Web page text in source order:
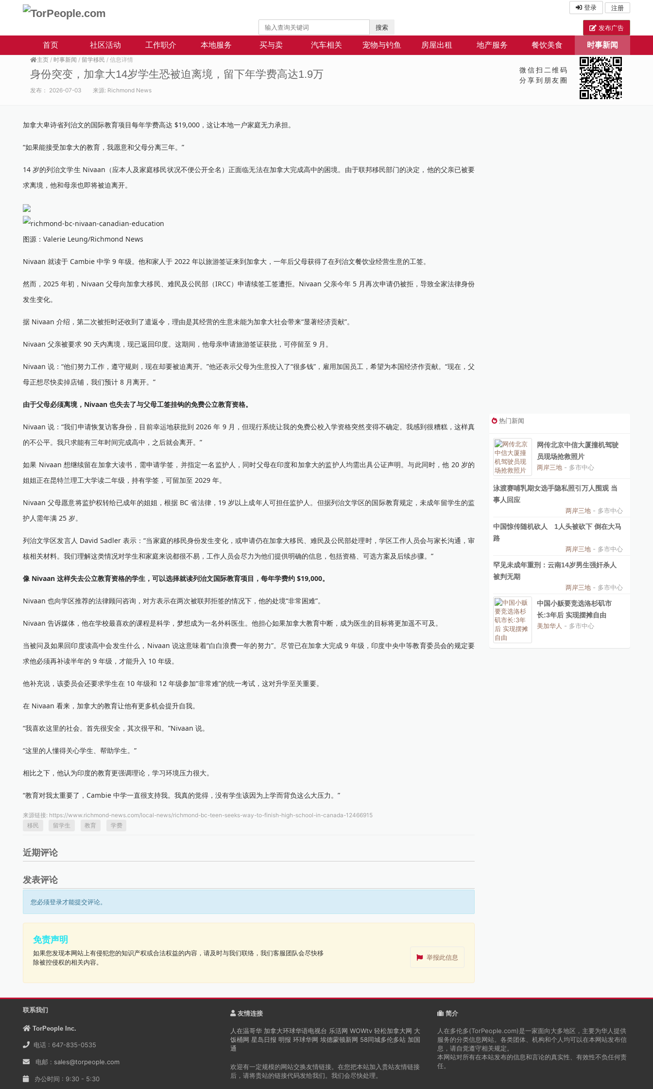
搜索
登录 注册
发布广告
首页 社区活动 工作职介 本地服务 买与卖 汽车相关 宠物与钓鱼 房屋出租 地产服务 餐饮美食 时事新闻
主页 / 时事新闻 / 留学移民 / 信息详情
身份突变，加拿大14岁学生恐被迫离境，留下年学费高达1.9万
发布： 2026-07-03 来源: Richmond News
微信扫二维码
分享到朋友圈
加拿大卑诗省列治文的国际教育项目每年学费高达 $19,000，这让本地一户家庭无力承担。
“如果能接受加拿大的教育，我愿意和父母分离三年。”
14 岁的列治文学生 Nivaan（应本人及家庭移民状况不便公开全名）正面临无法在加拿大完成高中的困境。由于联邦移民部门的决定，他的父亲已被要
求离境，他和母亲也即将被迫离开。
图源：Valerie Leung/Richmond News
Nivaan 就读于 Cambie 中学 9 年级。他和家人于 2022 年以旅游签证来到加拿大，一年后父母获得了在列治文餐饮业经营生意的工签。
然而，2025 年初，Nivaan 父母向加拿大移民、难民及公民部（IRCC）申请续签工签遭拒。Nivaan 父亲今年 5 月再次申请仍被拒，导致全家法律身份
发生变化。
据 Nivaan 介绍，第二次被拒时还收到了遣返令，理由是其经营的生意未能为加拿大社会带来“显著经济贡献”。
Nivaan 父亲被要求 90 天内离境，现已返回印度。这期间，他母亲申请旅游签证获批，可停留至 9 月。
Nivaan 说：“他们努力工作，遵守规则，现在却要被迫离开。”他还表示父母为生意投入了“很多钱”，雇用加国员工，希望为本国经济作贡献。“现在，父
母正想尽快卖掉店铺，我们预计 8 月离开。”
由于父母必须离境，Nivaan 也失去了与父母工签挂钩的免费公立教育资格。
Nivaan 说：“我们申请恢复访客身份，目前幸运地获批到 2026 年 9 月，但现行系统让我的免费公校入学资格突然变得不确定。我感到很糟糕，这样真
的不公平。我只求能有三年时间完成高中，之后就会离开。”
如果 Nivaan 想继续留在加拿大读书，需申请学签，并指定一名监护人，同时父母在印度和加拿大的监护人均需出具公证声明。与此同时，他 20 岁的
姐姐正在昆特兰理工大学读二年级，持有学签，可留加至 2029 年。
Nivaan 父母愿意将监护权转给已成年的姐姐，根据 BC 省法律，19 岁以上成年人可担任监护人。但据列治文学区的国际教育规定，未成年留学生的监
护人需年满 25 岁。
列治文学区发言人 David Sadler 表示：“当家庭的移民身份发生变化，或申请仍在加拿大移民、难民及公民部处理时，学区工作人员会与家长沟通，审
核相关材料。我们理解这类情况对学生和家庭来说都很不易，工作人员会尽力为他们提供明确的信息，包括资格、可选方案及后续步骤。”
像 Nivaan 这样失去公立教育资格的学生，可以选择就读列治文国际教育项目，每年学费约 $19,000。
Nivaan 也向学区推荐的法律顾问咨询，对方表示在两次被联邦拒签的情况下，他的处境“非常困难”。
Nivaan 告诉媒体，他在学校最喜欢的课程是科学，梦想成为一名外科医生。他担心如果加拿大教育中断，成为医生的目标将更加遥不可及。
当被问及如果回印度读高中会发生什么，Nivaan 说这意味着“白白浪费一年的努力”。尽管已在加拿大完成 9 年级，印度中央中等教育委员会的规定要
求他必须再补读半年的 9 年级，才能升入 10 年级。
他补充说，该委员会还要求学生在 10 年级和 12 年级参加“非常难”的统一考试，这对升学至关重要。
在 Nivaan 看来，加拿大的教育让他有更多机会提升自我。
“我喜欢这里的社会。首先很安全，其次很平和。”Nivaan 说。
“这里的人懂得关心学生、帮助学生。”
相比之下，他认为印度的教育更强调理论，学习环境压力很大。
“教育对我太重要了，Cambie 中学一直很支持我。我真的觉得，没有学生该因为上学而背负这么大压力。”
来源链接: https://www.richmond-news.com/local-news/richmond-bc-teen-seeks-way-to-finish-high-school-in-canada-12466915
移民
留学生 教育 学费
近期评论
发表评论
您必须登录才能提交评论。
免责声明
如果您发现本网站上有侵犯您的知识产权或合法权益的内容，请及时与我们联络，我们客服团队会尽快移
除被控侵权的相关内容。
举报此信息
热门新闻
网传北京中信大厦撞机驾驶
员现场抢救照片
两岸三地 - 多市中心
泳渡赛哺乳期女选手隐私照引万人围观 当
事人回应
两岸三地 - 多市中心
中国惊传随机砍人 1人头被砍下 倒在大马
路
两岸三地 - 多市中心
罕见未成年重刑：云南14岁男生强奸杀人
被判无期
两岸三地 - 多市中心
中国小贩要竞选洛杉矶市
长:3年后 实现摆摊自由
美加华人 - 多市中心
联系我们
TorPeople Inc.
电话 : 647-835-0535
电邮 : sales@torpeople.com
办公时间 : 9:30 - 5:30
友情连接
人在温哥华 加拿大环球华语电视台 乐活网 WOWtv 轻松加拿大网 大
饭桶网 星岛日报 明报 环球华网 埃德蒙顿新网 58同城多伦多站 加国
通
欢迎有一定规模的网站交换友情链接。在您把本站加入贵站友情链接
后，请将贵站的链接代码发给我们。我们会尽快处理。
简介
人在多伦多(TorPeople.com)是一家面向大多地区，主要为华人提供
服务的分类信息网站。各类团体、机构和个人均可以在本网站发布信
息，请自觉遵守相关规定。
本网站对所有在本站发布的信息和言论的真实性、有效性不负任何责
任。